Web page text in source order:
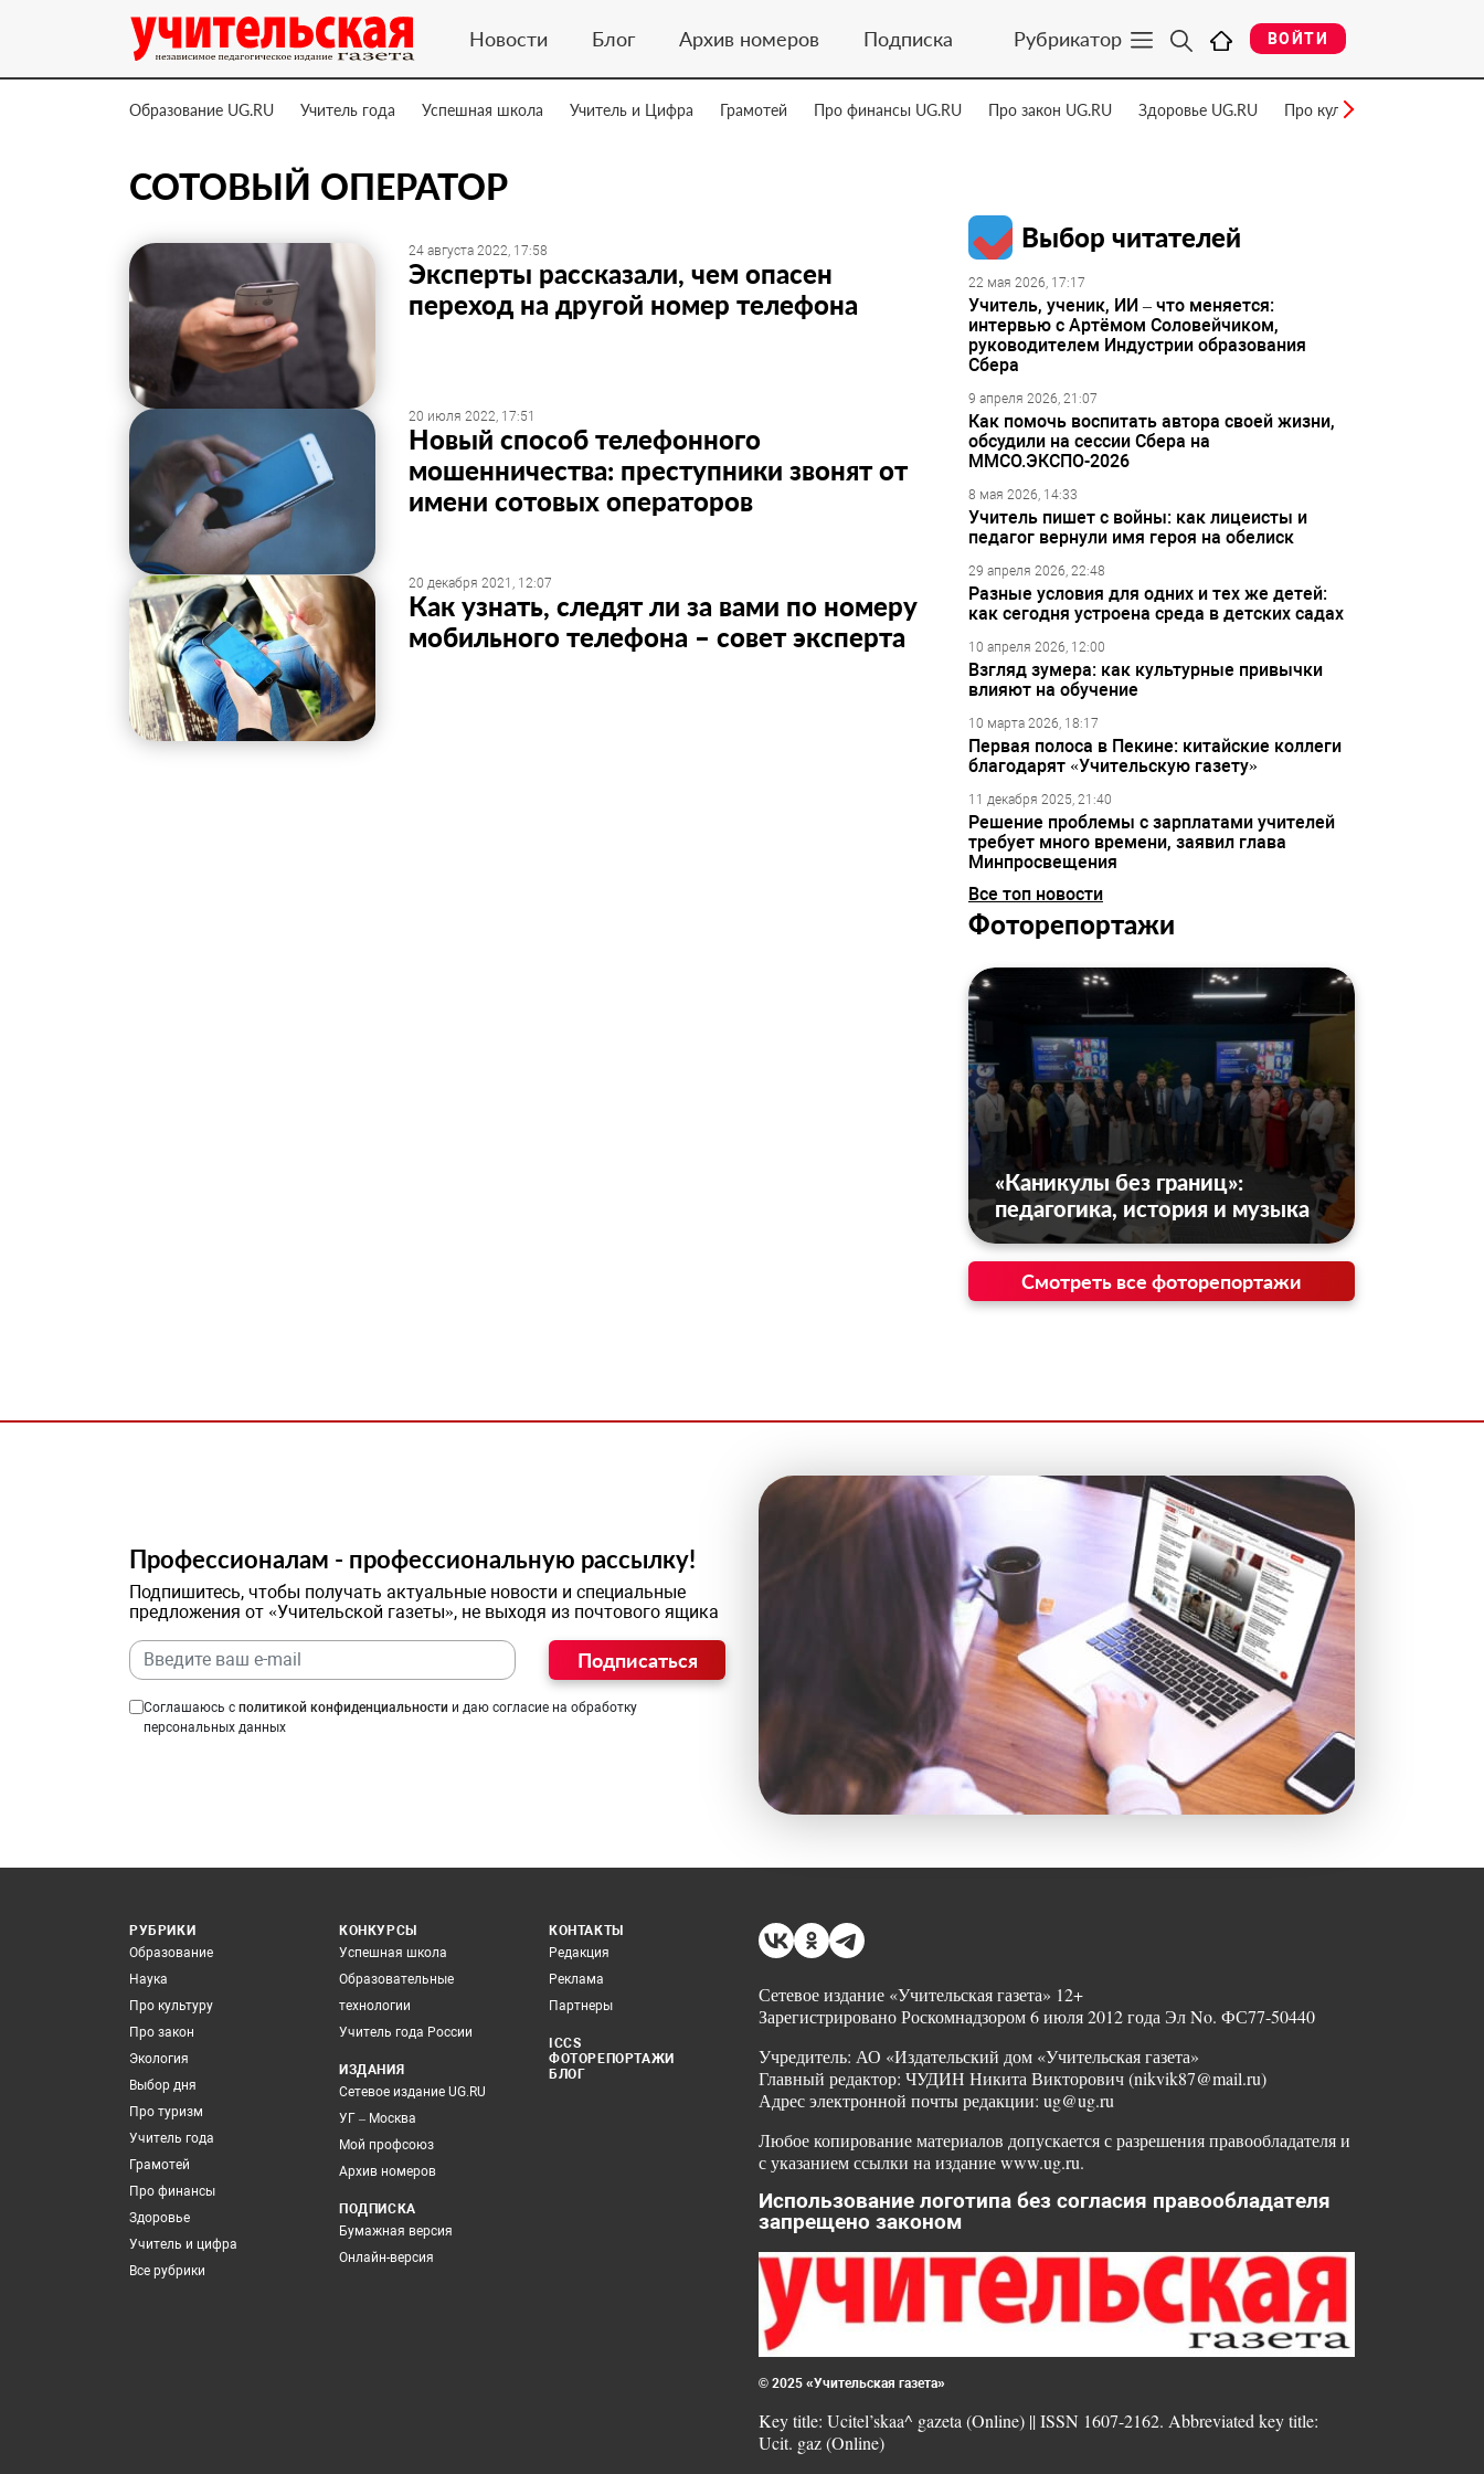
Новости Блог Архив номеров Подписка Рубрикатор ВОЙТИ
Образование UG.RU Учитель года Успешная школа Учитель и Цифра Грамотей Про финансы UG.RU Про закон UG.RU Здоровье UG.RU Про культуру UG.RU
СОТОВЫЙ ОПЕРАТОР
24 августа 2022, 17:58
Эксперты рассказали, чем опасен
переход на другой номер телефона
20 июля 2022, 17:51
Новый способ телефонного
мошенничества: преступники звонят от
имени сотовых операторов
20 декабря 2021, 12:07
Как узнать, следят ли за вами по номеру
мобильного телефона – совет эксперта
Выбор читателей
22 мая 2026, 17:17
Учитель, ученик, ИИ – что меняется:
интервью с Артёмом Соловейчиком,
руководителем Индустрии образования
Сбера
9 апреля 2026, 21:07
Как помочь воспитать автора своей жизни,
обсудили на сессии Сбера на
ММСО.ЭКСПО-2026
8 мая 2026, 14:33
Учитель пишет с войны: как лицеисты и
педагог вернули имя героя на обелиск
29 апреля 2026, 22:48
Разные условия для одних и тех же детей:
как сегодня устроена среда в детских садах
10 апреля 2026, 12:00
Взгляд зумера: как культурные привычки
влияют на обучение
10 марта 2026, 18:17
Первая полоса в Пекине: китайские коллеги
благодарят «Учительскую газету»
11 декабря 2025, 21:40
Решение проблемы с зарплатами учителей
требует много времени, заявил глава
Минпросвещения
Все топ новости
Фоторепортажи
«Каникулы без границ»:
педагогика, история и музыка
Смотреть все фоторепортажи
Профессионалам - профессиональную рассылку!
Подпишитесь, чтобы получать актуальные новости и специальные
предложения от «Учительской газеты», не выходя из почтового ящика
Подписаться
Соглашаюсь с политикой конфиденциальности и даю согласие на обработку
персональных данных
РУБРИКИ
Образование
Наука
Про культуру
Про закон
Экология
Выбор дня
Про туризм
Учитель года
Грамотей
Про финансы
Здоровье
Учитель и цифра
Все рубрики
КОНКУРСЫ
Успешная школа
Образовательные
технологии
Учитель года России
ИЗДАНИЯ
Сетевое издание UG.RU
УГ – Москва
Мой профсоюз
Архив номеров
ПОДПИСКА
Бумажная версия
Онлайн-версия
КОНТАКТЫ
Редакция
Реклама
Партнеры
ICCS
ФОТОРЕПОРТАЖИ
БЛОГ
Сетевое издание «Учительская газета» 12+
Зарегистрировано Роскомнадзором 6 июля 2012 года Эл No. ФС77-50440
Учредитель: АО «Издательский дом «Учительская газета»
Главный редактор: ЧУДИН Никита Викторович (nikvik87@mail.ru)
Адрес электронной почты редакции: ug@ug.ru
Любое копирование материалов допускается с разрешения правообладателя и
с указанием ссылки на издание www.ug.ru.
Использование логотипа без согласия правообладателя
запрещено законом
© 2025 «Учительская газета»
Key title: Ucitel’skaa^ gazeta (Online) || ISSN 1607-2162. Abbreviated key title:
Ucit. gaz (Online)